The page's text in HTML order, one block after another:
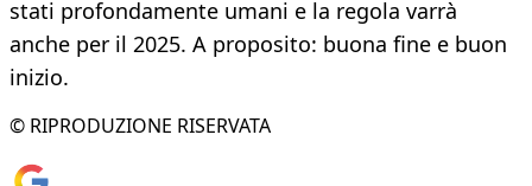
stati profondamente umani e la regola varrà
anche per il 2025. A proposito: buona fine e buon
inizio.
© RIPRODUZIONE RISERVATA